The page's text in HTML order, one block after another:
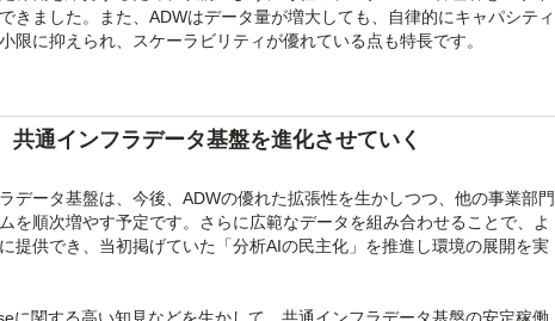
きました。また、ADWはデータ量が増大しても、自律的にキャパシティ
に抑えられ、スケーラビリティが優れている点も特長です。
通インフラデータ基盤を進化させていく
データ基盤は、今後、ADWの優れた拡張性を生かしつつ、他の事業部門
を順次増やす予定です。さらに広範なデータを組み合わせることで、よ
提供でき、当初掲げていた「分析AIの民主化」を推進し環境の展開を実
関する高い知見などを生かして、共通インフラデータ基盤の安定稼働